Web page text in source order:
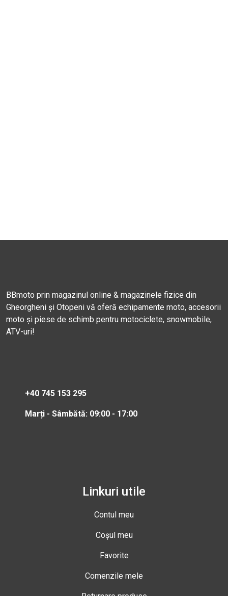
BBmoto prin magazinul online & magazinele fizice din
Gheorgheni și Otopeni vă oferă echipamente moto, accesorii
moto și piese de schimb pentru motociclete, snowmobile,
ATV-uri!
+40 745 153 295
Marți - Sâmbătă: 09:00 - 17:00
Linkuri utile
Contul meu
Coșul meu
Favorite
Comenzile mele